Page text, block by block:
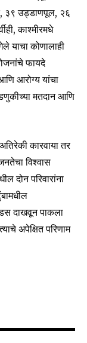
३९ उड्डाणपूल, २६
काश्मीरमधे
याचा कोणालाही
फायदे
आरोग्य यांचा
मतदान आणि
कारवाया तर
विश्वास
दोन परिवारांना
दाखवून पाकला
अपेक्षित परिणाम